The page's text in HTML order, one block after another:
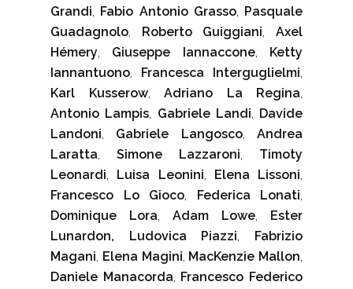
Grandi, Fabio Antonio Grasso, Pasquale
Guadagnolo, Roberto Guiggiani,Axel
Hémery, Giuseppe Iannaccone, Ketty
Iannantuono, Francesca Interguglielmi,
Karl Kusserow, Adriano La Regina,
Antonio Lampis, Gabriele Landi, Davide
Landoni, Gabriele Langosco,Andrea
Laratta, Simone Lazzaroni, Timoty
Leonardi, Luisa Leonini, Elena Lissoni,
Francesco Lo Gioco, Federica Lonati,
Dominique Lora, Adam Lowe, Ester
Lunardon, Ludovica Piazzi, Fabrizio
Magani, Elena Magini, MacKenzie Mallon,
Daniele Manacorda, Francesco Federico